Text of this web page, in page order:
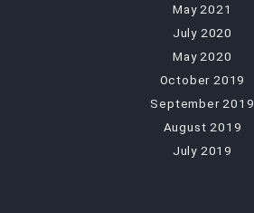
May 2021
July 2020
May 2020
October 2019
September 2019
August 2019
July 2019